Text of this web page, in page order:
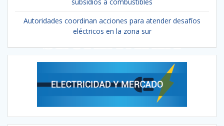
Autoridades coordinan acciones para atender desafíos
eléctricos en la zona sur